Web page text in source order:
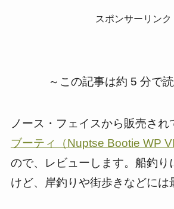
スポンサーリンク
～この記事は約 5 分で
ノース・フェイスから販売され
ブーティ（Nuptse Bootie WP VI
ので、レビューします。船釣り
けど、岸釣りや街歩きなどには